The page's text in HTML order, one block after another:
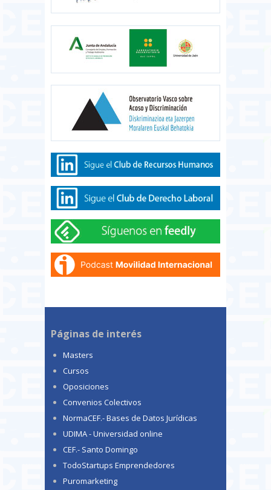
Páginas de interés
Masters
Cursos
Oposiciones
Convenios Colectivos
NormaCEF.- Bases de Datos Jurídicas
UDIMA - Universidad online
CEF.- Santo Domingo
TodoStartups Emprendedores
Puromarketing